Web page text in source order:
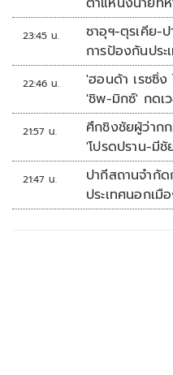
'พลตรี'
23:45 น.
ซาอุฯ-ตุรเคีย-
การป้องกันปร
22:46 น.
'ฮอนด้า เรซซิ่
'ชิพ-มิกซ์' กดเ
ที่มัลดาลิกา
21:57 น.
ศึกชิงชัยผู้ว่าก
'โปรดปราน-มี
21:47 น.
ปากีสถานจำกั
ประเทศนอกเ